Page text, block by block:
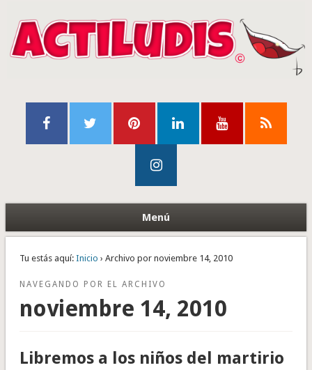
Menú
Tu estás aquí: Inicio › Archivo por noviembre 14, 2010
NAVEGANDO POR EL ARCHIVO
noviembre 14, 2010
Libremos a los niños del martirio